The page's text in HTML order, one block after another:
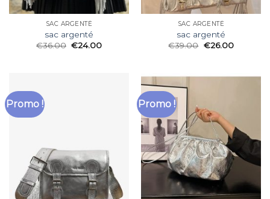
SAC ARGENTÉ
sac argenté
€36.00 €24.00
SAC ARGENTÉ
sac argenté
€39.00 €26.00
Promo ! Promo !